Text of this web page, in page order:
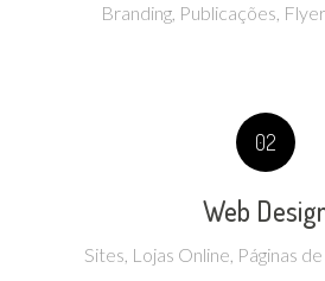
Branding, Publicações,
02
Web
Sites, Lojas Online, Páginas